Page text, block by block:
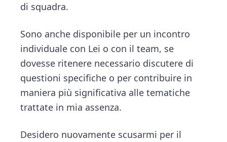
di squadra.
Sono anche disponibile per un incontro
individuale con Lei o con il team, se
dovesse ritenere necessario discutere di
questioni specifiche o per contribuire in
maniera più significativa alle tematiche
trattate in mia assenza.
Desidero nuovamente scusarmi per il